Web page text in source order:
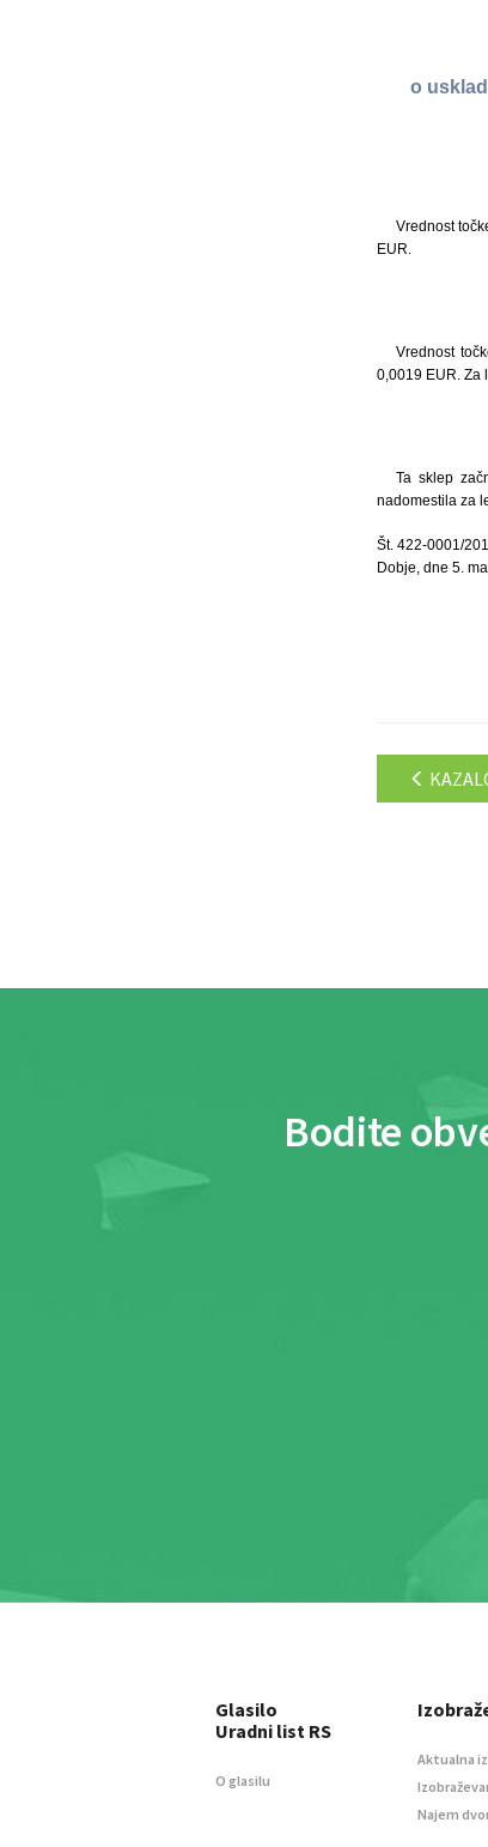
o
Vrednost
EUR.
Vrednost
0,0019 EUR. Za
Ta sklep
nadomestila za
Št. 422-0001/
Dobje, dne 5.
Bodite
Glasilo
Uradni list RS
O glasilu
Aktualna
Najem